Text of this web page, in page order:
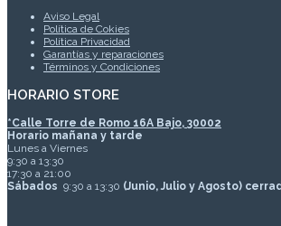
Aviso Legal
Política de Cokies
Política Privacidad
Garantías y reparaciones
Términos y Condiciones
HORARIO STORE
*Calle Torre de Romo 16A Bajo, 30002
Horario mañana y tarde
Lunes a Viernes
9:30 a 13:30
17:30 a 21:00
Sábados 9:30 a 13:30 (Junio, Julio y Agosto)